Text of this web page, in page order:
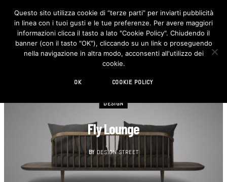
F
c
e
b
o
I
n
s
t
DESIGN
Fly Lounge
BY DESIGN STREET
Questo sito utilizza cookie di “terze parti” per inviarti pubblicità
in linea con i tuoi gusti e le tue preferenze. Per avere maggiori
informazioni clicca il tasto a lato "Cookie Policy". Chiudendo il
banner (con il tasto "OK"), cliccando su un link o proseguendo
nella navigazione in altra modo, acconsenti all'utilizzo dei
cookie.
OK COOKIE POLICY